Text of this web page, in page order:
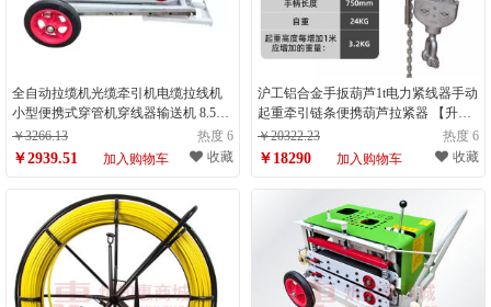
全自动拉缆机光缆牵引机电缆拉线机
小型便携式穿管机穿线器输送机 8.5HP
小型便携式履带款手拉
￥3266.13 热度 6
￥2939.51 加入购物车 收藏
沪工铝合金手扳葫芦1t电力紧线器手动
起重牵引链条便携葫芦拉紧器 【升级
款】9T1.5米
￥20322.23 热度 6
￥18290 加入购物车 收藏